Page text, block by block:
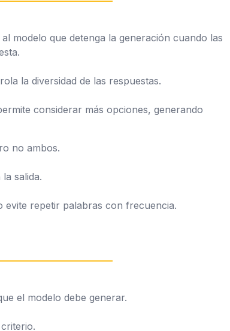
modelo que detenga la generación cuando las
la diversidad de las respuestas.
considerar más opciones, generando
no ambos.
salida.
repetir palabras con frecuencia.
el modelo debe generar.